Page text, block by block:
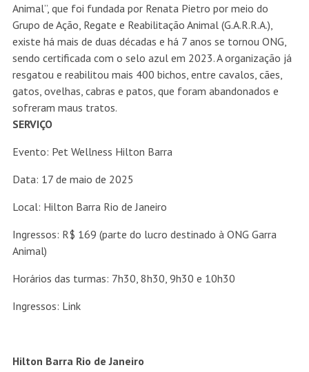
Animal”, que foi fundada por Renata Pietro por meio do
Grupo de Ação, Regate e Reabilitação Animal (G.A.R.R.A.),
existe há mais de duas décadas e há 7 anos se tornou ONG,
sendo certificada com o selo azul em 2023. A organização já
resgatou e reabilitou mais 400 bichos, entre cavalos, cães,
gatos, ovelhas, cabras e patos, que foram abandonados e
sofreram maus tratos.
SERVIÇO
Evento: Pet Wellness Hilton Barra
Data: 17 de maio de 2025
Local: Hilton Barra Rio de Janeiro
Ingressos: R$ 169 (parte do lucro destinado à ONG Garra
Animal)
Horários das turmas: 7h30, 8h30, 9h30 e 10h30
Ingressos: Link
Hilton Barra Rio de Janeiro